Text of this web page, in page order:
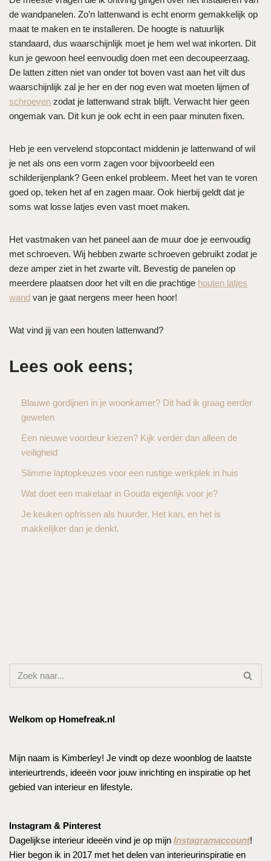
de wandpanelen. Zo’n lattenwand is echt enorm gemakkelijk op
maat te maken en te installeren. De hoogte is natuurlijk
standaard, dus waarschijnlijk moet je hem wel wat inkorten. Dit
kun je gewoon heel eenvoudig doen met een decoupeerzaag.
De latten zitten niet van onder tot boven vast aan het vilt dus
waarschijnlijk zal je her en der nog even wat moeten lijmen of
schroeven zodat je lattenwand strak blijft. Verwacht hier geen
ongemak van. Dit kun je ook echt in een paar minuten fixen.
Heb je een vervelend stopcontact middenin je lattenwand of wil
je net als ons een vorm zagen voor bijvoorbeeld een
schilderijenplank? Geen enkel probleem. Meet het van te voren
goed op, teken het af en zagen maar. Ook hierbij geldt dat je
soms wat losse latjes even vast moet maken.
Het vastmaken van het paneel aan de muur doe je eenvoudig
met schroeven. Wij hebben zwarte schroeven gebruikt zodat je
deze amper ziet in het zwarte vilt. Bevestig de panelen op
meerdere plaatsen door het vilt en die prachtige houten latjes
wand van je gaat nergens meer heen hoor!
Wat vind jij van een houten lattenwand?
Lees ook eens;
Blauwe gordijnen in je woonkamer? Dit had ik graag eerder
geweten
Een nieuwe voordeur kiezen? Kijk verder dan alleen de
veiligheid
Slimme laptopkeuzes voor een rustige werkplek in huis
Wat doet een makelaar in Gouda eigenlijk voor je?
Je keuken opfrissen als huurder. Het kan, en het is
makkelijker dan je denkt.
Welkom op Homefreak.nl
Mijn naam is Kimberley! Je vindt op deze woonblog de laatste
interieurtrends, ideeën voor jouw inrichting en inspiratie op het
gebied van interieur en lifestyle.
Instagram & Pinterest
Dagelijkse interieur ideeën vind je op mijn Instagramaccount!
Hier begon ik in 2017 met het delen van interieurinspiratie en